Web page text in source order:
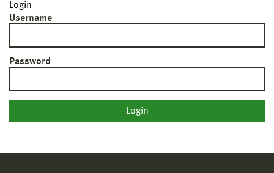
Login
Username
Password